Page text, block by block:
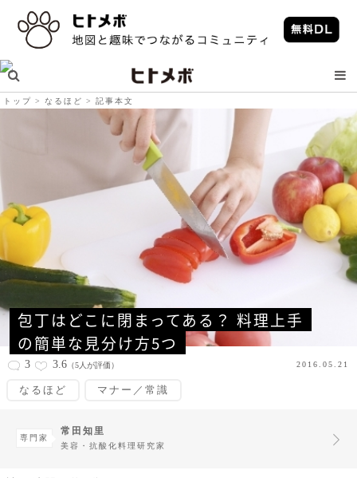
トップ なるほど 記事本文
包丁はどこに閉まってある？ 料理上手
の簡単な見分け方5つ
3 3.6 （5人が評価） 2016.05.21
なるほど マナー／常識
専門家
常田知里
美容・抗酸化料理研究家